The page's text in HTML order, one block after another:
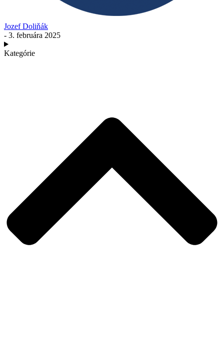
Jozef Doliňák
- 3. februára 2025
Kategórie